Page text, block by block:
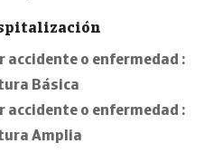
accidente o enfermedad :
Básica
accidente o enfermedad :
Amplia